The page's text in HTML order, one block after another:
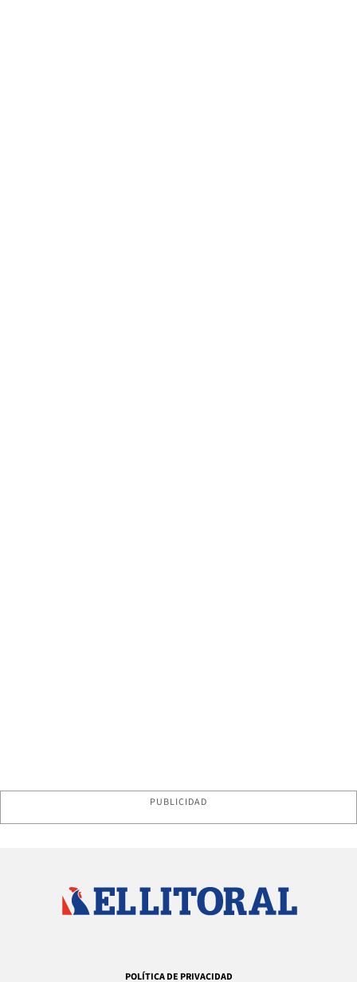
PUBLICIDAD
POLÍTICA DE PRIVACIDAD